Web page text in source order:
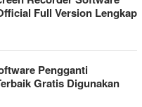
Full Version Lengkap
Pengganti
Gratis Digunakan